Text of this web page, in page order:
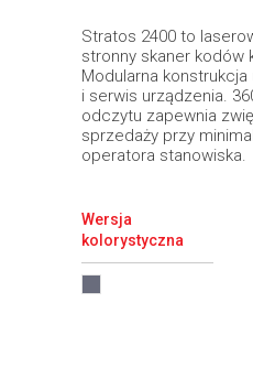
Stratos 2400 to
stronny skaner kodów
Modularna konstrukcja
i serwis urządzenia.
odczytu zapewnia
sprzedaży przy
operatora stanowiska.
Wersja
kolorystyczna